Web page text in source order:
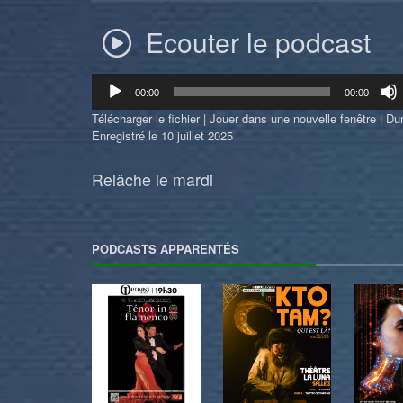
Ecouter le podcast
Lecteur
audio
00:00 00:00
Télécharger le fichier| Jouer dans une nouvelle fenêtre |
Enregistré le 10 juillet 2025
Relâche le mardi
PODCASTS APPARENTÉS